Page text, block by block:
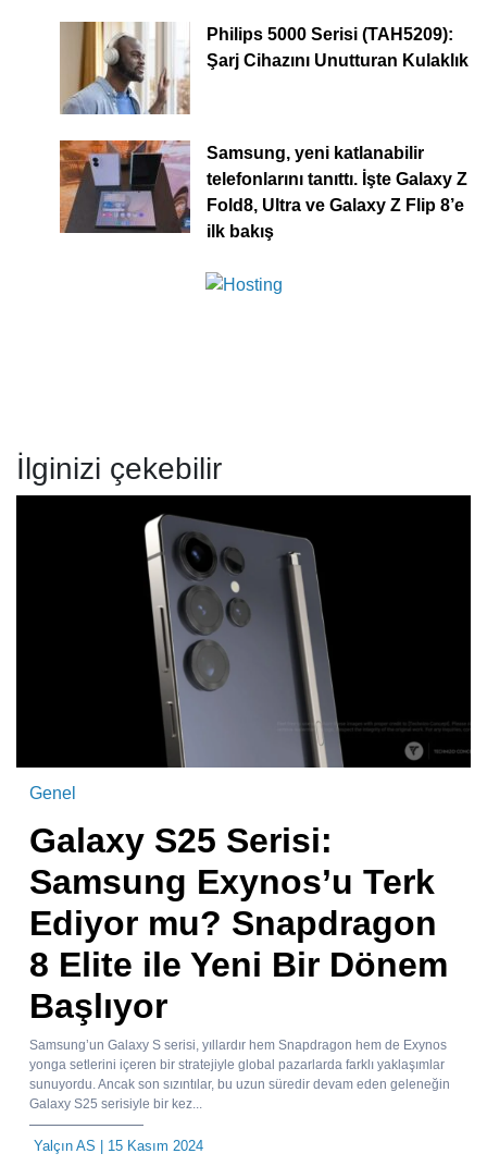
Philips 5000 Serisi (TAH5209):
Şarj Cihazını Unutturan Kulaklık
Samsung, yeni katlanabilir
telefonlarını tanıttı. İşte Galaxy Z
Fold8, Ultra ve Galaxy Z Flip 8’e
ilk bakış
İlginizi çekebilir
Genel
Galaxy S25 Serisi:
Samsung Exynos’u Terk
Ediyor mu? Snapdragon
8 Elite ile Yeni Bir Dönem
Başlıyor
Samsung’un Galaxy S serisi, yıllardır hem Snapdragon hem de Exynos
yonga setlerini içeren bir stratejiyle global pazarlarda farklı yaklaşımlar
sunuyordu. Ancak son sızıntılar, bu uzun süredir devam eden geleneğin
Galaxy S25 serisiyle bir kez...
Yalçın AS | 15 Kasım 2024